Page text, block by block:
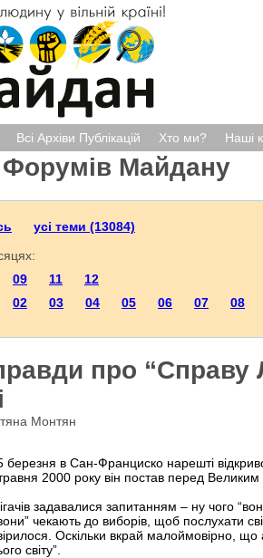
Всі Архіви Публікацій Хто ми? Наші
Форумів Майдану
усі теми (13084)
09 11
12
02 03 04 05 06 07 08
про “Справу
Монтян
в Сан-Франциско нарешті
2000 року він постав перед
задавалися запитанням – ну чого
чекають до виборів, щоб послухати
Оскільки вкрай малоймовірно, що
світу”.